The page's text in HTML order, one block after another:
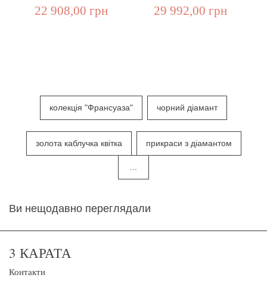
22 908,00 грн 29 992,00 грн
колекція "Франсуаза" чорний діамант
золота каблучка квітка прикраси з діамантом
...
Ви нещодавно переглядали
3 КАРАТА
Контакти